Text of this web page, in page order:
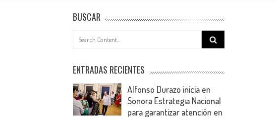
BUSCAR
Search
for:
ENTRADAS RECIENTES
Alfonso Durazo inicia en
Sonora Estrategia Nacional
para garantizar atención en